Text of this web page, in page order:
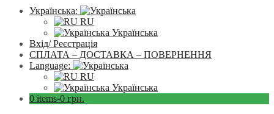
Українська:
RU
Українська
Вхід/ Реєстрація
СПЛАТА – ДОСТАВКА – ПОВЕРНЕННЯ
Language:
RU
Українська
0 items-0 грн.